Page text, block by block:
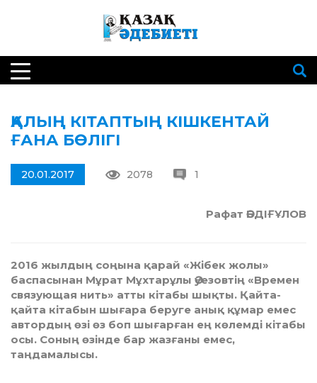
ҚАЛЫҢ КІТАПТЫҢ КІШКЕНТАЙ
ҒАНА БӨЛІГІ
20.01.2017 2078 1
Рафат ӘБДІҒҰЛОВ
2016 жылдың соңына қарай «Жібек жолы»
баспасынан Мұрат Мұхтарұлы Әуезовтің «Времен
связующая нить» атты кітабы шықты. Қайта-
қайта кітабын шығара беруге анық құмар емес
автордың өзі өз боп шығарған ең көлемді кітабы
осы. Соның өзінде бар жазғаны емес,
таңдамалысы.